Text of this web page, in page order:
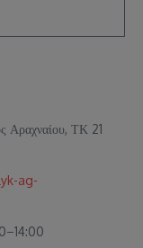
Αραχναίου, ΤΚ 21
ag-